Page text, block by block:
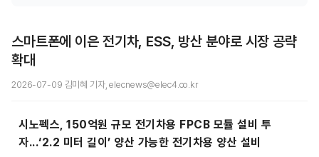
스마트폰에 이은 전기차, ESS, 방산 분야로 시장 공략
확대
2026-07-09 김미혜 기자, elecnews@elec4.co.kr
시노펙스, 150억원 규모 전기차용 FPCB 모듈 설비 투
자...‘2.2 미터 길이’ 양산 가능한 전기차용 양산 설비